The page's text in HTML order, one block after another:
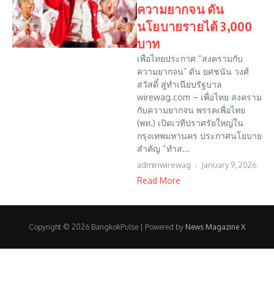
ความยากจน ดัน
นโยบายรายได้ 3,000
บาท
เพื่อไทยประกาศ “สงครามกับ
ความยากจน” ดัน ยศชนัน วงศ์
สวัสดิ์ สู่ทำเนียบรัฐบาล
wirewag.com – เพื่อไทย สงคราม
กับความยากจน พรรคเพื่อไทย
(พท.) เปิดเวทีปราศรัยใหญ่ใน
กรุงเทพมหานคร ประกาศนโยบาย
สำคัญ “ทำส...
adminwirewag January 9, 2026
Read More
Copyright © 2026 BangkokPulse | Powered by News Magazine X